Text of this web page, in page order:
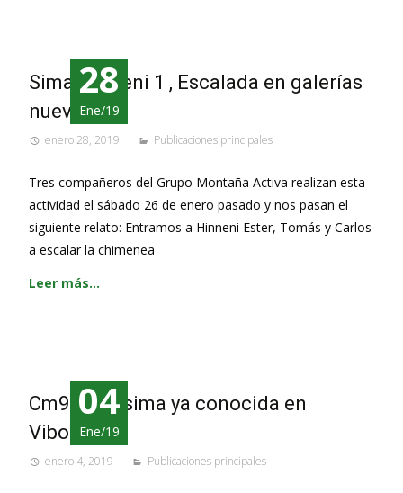
28
Ene/19
Sima Hinneni 1 , Escalada en galerías
nuevas.
enero 28, 2019 Publicaciones principales
Tres compañeros del Grupo Montaña Activa realizan esta
actividad el sábado 26 de enero pasado y nos pasan el
siguiente relato: Entramos a Hinneni Ester, Tomás y Carlos
a escalar la chimenea
Leer más…
04
Ene/19
Cm95 Una sima ya conocida en
Viboreros.
enero 4, 2019 Publicaciones principales